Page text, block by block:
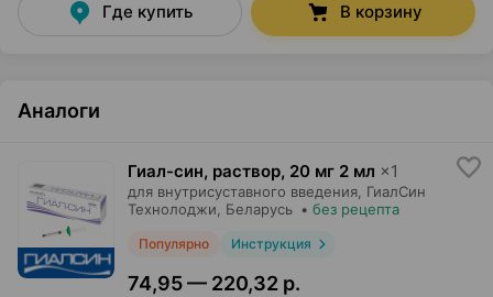
Где купить В корзину
Аналоги
Гиал-син, раствор, 20 мг 2 мл ×1
для внутрисуставного введения, ГиалСин
Технолоджи, Беларусь • без рецепта
Популярно Инструкция
74,95 — 220,32 р.